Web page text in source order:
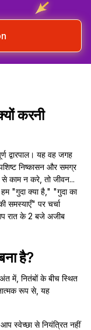
करनी
द्वारपाल। यह वह जगह
निष्कासन और समग्र
काम न करे, तो जीवन...
"गुदा क्या है," "गुदा का
समस्याएँ" पर चर्चा
रात के 2 बजे अजीब
है?
में, नितंबों के बीच स्थित
रूप से, यह
स्वेच्छा से नियंत्रित नहीं